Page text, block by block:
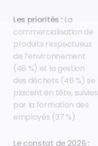
Les priorités : La
commercialisation de
produits respectueux
de l’environnement
(46 %) et la gestion
des déchets (46 %) se
placent en tête, suivies
par la formation des
employés (37 %).
Le constat de 2026 :